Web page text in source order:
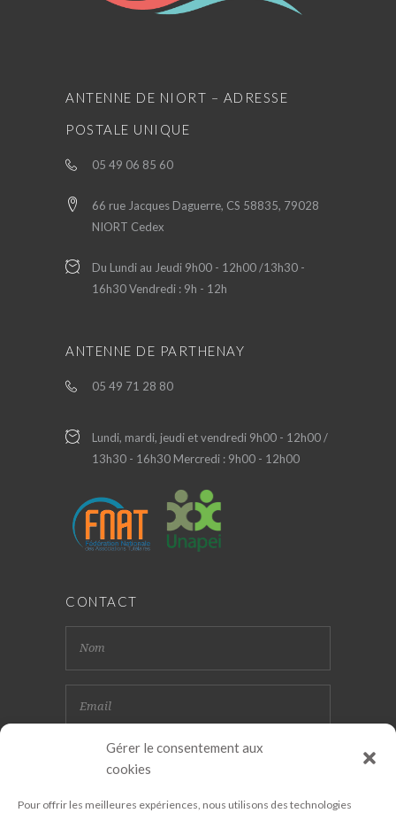
Gérer le consentement aux
cookies
Pour offrir les meilleures expériences, nous utilisons des technologies
ANTENNE DE NIORT – ADRESSE
POSTALE UNIQUE
05 49 06 85 60
66 rue Jacques Daguerre, CS 58835, 79028
NIORT Cedex
Du Lundi au Jeudi 9h00 - 12h00 /13h30 -
16h30 Vendredi : 9h - 12h
ANTENNE DE PARTHENAY
05 49 71 28 80
Lundi, mardi, jeudi et vendredi 9h00 - 12h00 /
13h30 - 16h30 Mercredi : 9h00 - 12h00
CONTACT